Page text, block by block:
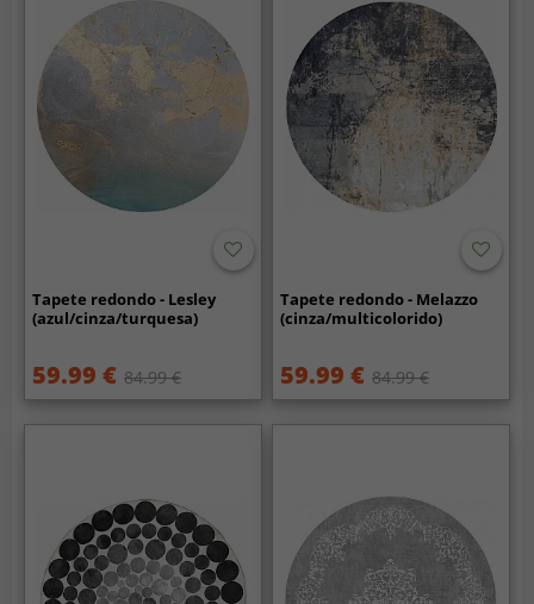
Tapete redondo - Lesley
(azul/cinza/turquesa)
59.99 € 84.99 €
Tapete redondo - Melazzo
(cinza/multicolorido)
59.99 € 84.99 €